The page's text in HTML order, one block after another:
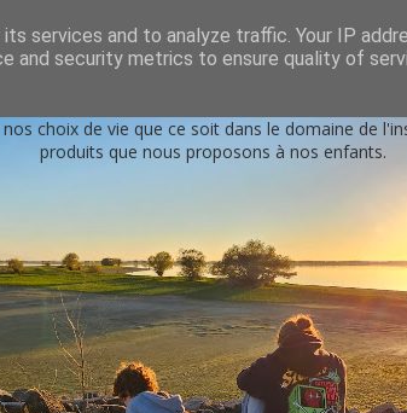
Petits génies en herbe
choix de vie que ce soit dans le domaine de
produits que nous proposons à nos enfants.
services and to analyze traffic. Your IP
and security metrics to ensure quality of